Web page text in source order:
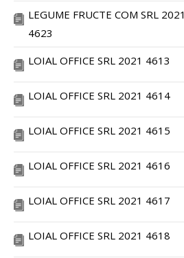
LEGUME FRUCTE COM SRL 2021
4623
LOIAL OFFICE SRL 2021 4613
LOIAL OFFICE SRL 2021 4614
LOIAL OFFICE SRL 2021 4615
LOIAL OFFICE SRL 2021 4616
LOIAL OFFICE SRL 2021 4617
LOIAL OFFICE SRL 2021 4618